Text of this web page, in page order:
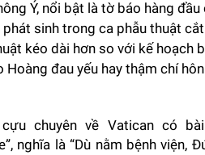
Ý, nổi bật là tờ báo hàng
phát sinh trong ca phẫu thuật
kéo dài hơn so với kế hoạch
đau yếu hay thậm chí
chuyên về Vatican có
nghĩa là “Dù nằm bệnh viện,